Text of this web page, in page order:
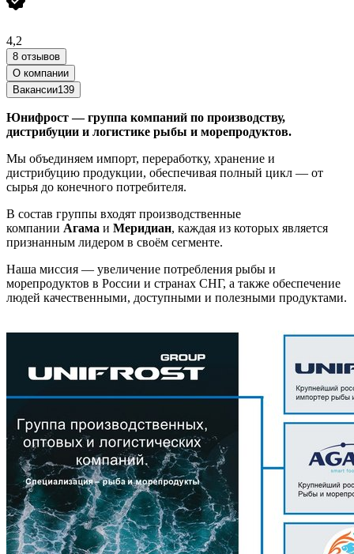
4,2
8 отзывов
О компании
Вакансии139
Юнифрост — группа компаний по производству,
дистрибуции и логистике рыбы и морепродуктов.
Мы объединяем импорт, переработку, хранение и
дистрибуцию продукции, обеспечивая полный цикл — от
сырья до конечного потребителя.
В состав группы входят производственные
компании Агама и Меридиан, каждая из которых является
признанным лидером в своём сегменте.
Наша миссия — увеличение потребления рыбы и
морепродуктов в России и странах СНГ, а также обеспечение
людей качественными, доступными и полезными продуктами.